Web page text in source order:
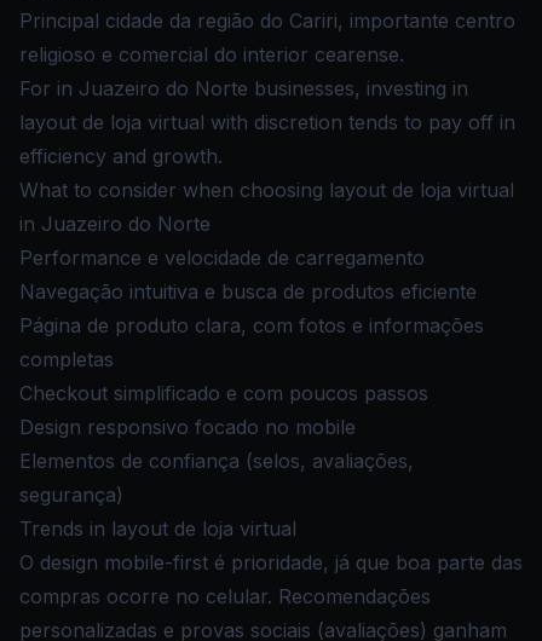
Principal cidade da região do Cariri, importante centro
religioso e comercial do interior cearense.
For in Juazeiro do Norte businesses, investing in
layout de loja virtual with discretion tends to pay off in
efficiency and growth.
What to consider when choosing layout de loja virtual
in Juazeiro do Norte
Performance e velocidade de carregamento
Navegação intuitiva e busca de produtos eficiente
Página de produto clara, com fotos e informações
completas
Checkout simplificado e com poucos passos
Design responsivo focado no mobile
Elementos de confiança (selos, avaliações,
segurança)
Trends in layout de loja virtual
O design mobile-first é prioridade, já que boa parte das
compras ocorre no celular. Recomendações
personalizadas e provas sociais (avaliações) ganham